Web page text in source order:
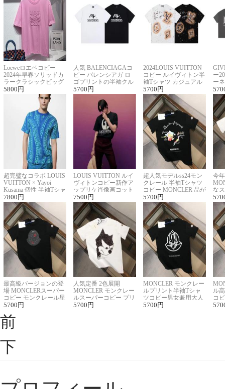
Loeweロエベコピー
2024年早春ソリッドカ
ラークラシックビッグ
ロゴ刺繍Tシャツ
5800 円
人気 BALENCIAGAコ
ピー バレンシアガ ロ
ゴプリントの半袖クル
ーネックTシャツ
5700 円
2024LOUIS VUITTON
コピー ルイヴィトン半
袖Tシャツ カジュアル
に馴染む 2色展開
5700 円
ー
ー
ー
超完璧なコラボ LOUIS
VUITTON × Yayoi
Kusama 個性 半袖Tシャ
ツコピー男女兼用
7800 円
LOUIS VUITTON ルイ
ヴィトンコピー新作ア
ップリケ肖像画コット
ンニット半袖Tシャツ
7500 円
超人気モデルss24モン
クレール 半袖Tシャツ
コピー MONCLER 品が
良く見た目
5700 円
今
な
ル
最高級バージョンの登
場 MONCLERスーパー
コピー モンクレール星
座半袖Tシャツ
5700 円
人気定番 2色展開
MONCLER モンクレー
ルスーパーコピー プリ
ント半袖Tシャツ
5700 円
MONCLER モンクレー
ルプリント半袖Tシャ
ツコピー男女兼用大人
可愛い春夏コーデ
5700 円
ル
コ
ィ
前
下